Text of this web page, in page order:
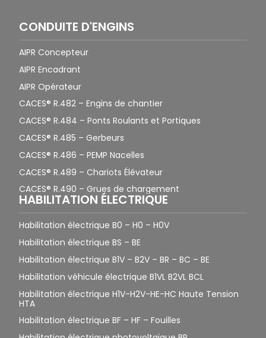
CONDUITE D'ENGINS
AIPR Concepteur
AIPR Encadrant
AIPR Opérateur
CACES® R.482 – Engins de chantier
CACES® R.484 – Ponts Roulants et Portiques
CACES® R.485 – Gerbeurs
CACES® R.486 – PEMP Nacelles
CACES® R.489 – Chariots Élévateur
CACES® R.490 – Grues de chargement
HABILITATION ÉLECTRIQUE
Habilitation électrique B0 – H0 – H0V
Habilitation électrique BS – BE
Habilitation électrique B1V – B2V – BR – BC – BE
Habilitation véhicule électrique B1VL B2VL BCL
Habilitation électrique H1V-H2V-HE-HC Haute Tension
HTA
Habilitation électrique BF – HF – Fouilles